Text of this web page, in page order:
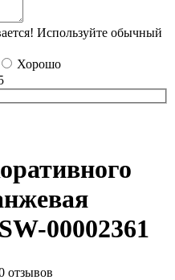
Используйте обычный
Хорошо
00002361
отзывов